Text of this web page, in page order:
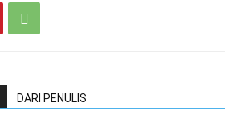
DARI PENULIS